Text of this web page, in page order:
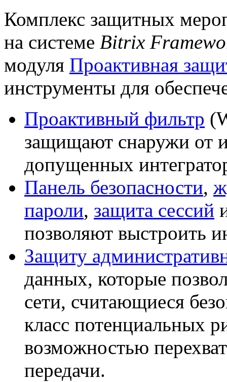
Комплекс защитных
на системе Bitrix
модуля Проактивная
инструменты для
Проактивный фильтр
защищают снаружи от
допущенных
Панель безопасности,
пароли, защита сессий
позволяют выстроить
Защиту
данных, которые
сети, считающиеся
класс потенциальных
возможностью
передачи.